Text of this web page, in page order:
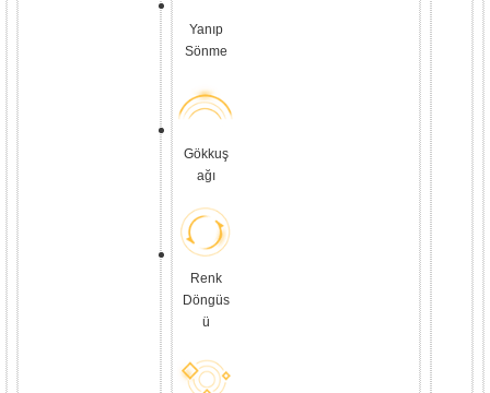
Yanıp
Sönme
Gökkuş
ağı
Renk
Döngüs
ü